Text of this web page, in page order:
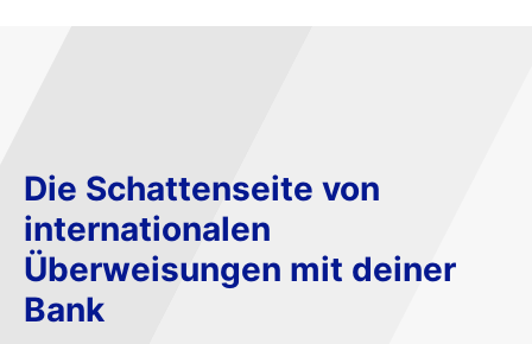
Die Schattenseite von
internationalen
Überweisungen mit deiner
Bank